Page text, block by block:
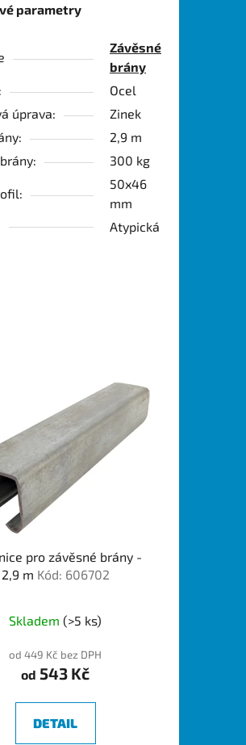
parametry
Závěsné
brány
Ocel
úprava:
Zinek
2,9 m
300 kg
50x46
mm
Atypická
pro závěsné brány -
2,9 m Kód: 606702
Skladem(>5 ks)
od 449 Kč bez DPH
od 543 Kč
DETAIL